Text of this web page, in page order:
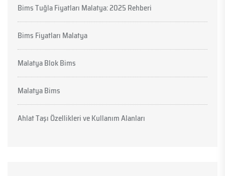
Bims Tuğla Fiyatları Malatya: 2025 Rehberi
Bims Fiyatları Malatya
Malatya Blok Bims
Malatya Bims
Ahlat Taşı Özellikleri ve Kullanım Alanları